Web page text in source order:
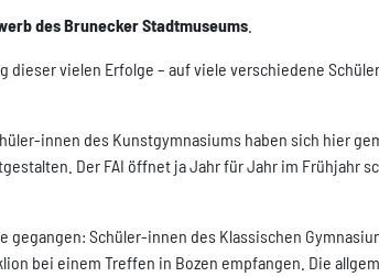
des Brunecker Stadtmuseums
vielen Erfolge – auf viele verschiedene
innen des Kunstgymnasiums haben sich hier
Der FAI öffnet ja Jahr für Jahr im Frühjahr
gegangen: Schüler-innen des Klassischen
bei einem Treffen in Bozen empfangen. Die